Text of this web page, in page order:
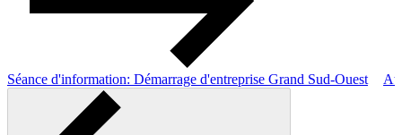
Séance d'information: Démarrage d'entreprise Grand Sud-Ouest